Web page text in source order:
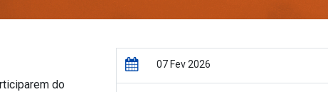
do
07 Fev 2026